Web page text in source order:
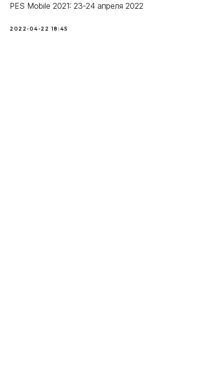
PES Mobile 2021: 23-24 апреля 2022
2022-04-22 18:45